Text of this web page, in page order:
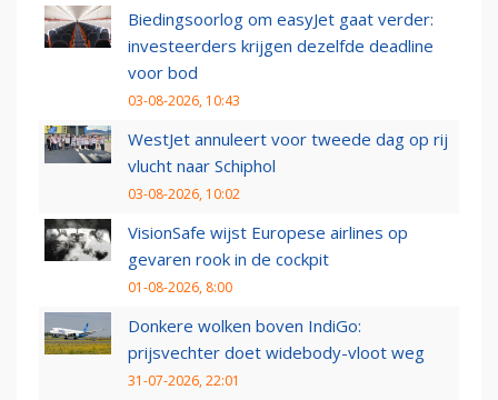
Biedingsoorlog om easyJet gaat verder:
investeerders krijgen dezelfde deadline
voor bod
03-08-2026, 10:43
WestJet annuleert voor tweede dag op rij
vlucht naar Schiphol
03-08-2026, 10:02
VisionSafe wijst Europese airlines op
gevaren rook in de cockpit
01-08-2026, 8:00
Donkere wolken boven IndiGo:
prijsvechter doet widebody-vloot weg
31-07-2026, 22:01